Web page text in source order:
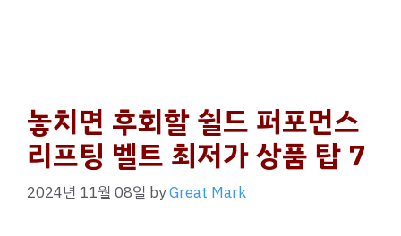
놓치면 후회할 쉴드 퍼포먼스
리프팅 벨트 최저가 상품 탑 7
2024년 11월 08일 byGreat Mark